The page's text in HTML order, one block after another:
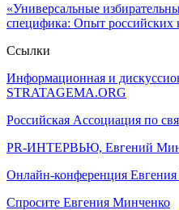
«Универсальные
специфика: Опыт российских
Ссылки
Информационная и
STRATAGEMA.ORG
Российская Ассоциация по
PR-ИНТЕРВЬЮ, Евгений
Онлайн-конференция
Спросите Евгения Минченко